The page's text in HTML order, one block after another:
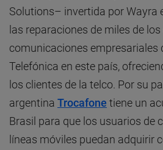
Solutions– invertida por Wayra
las reparaciones de miles de
comunicaciones empresariales
Telefónica en este país,
los clientes de la telco. Por su
argentina Trocafone tiene un
Brasil para que los usuarios de
líneas móviles puedan adquirir